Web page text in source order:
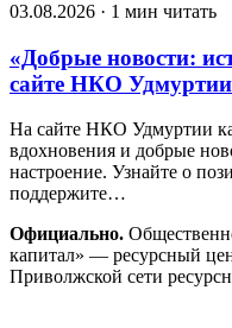
03.08.2026 · 1 мин читать
«Добрые новости:
сайте НКО
На сайте НКО Удмуртии
вдохновения и добрые
настроение. Узнайте о
поддержите…
Официально.
капитал» — ресурсный
Приволжской сети